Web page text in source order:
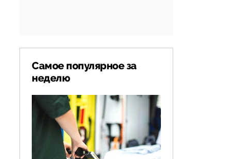
Самое популярное за
неделю